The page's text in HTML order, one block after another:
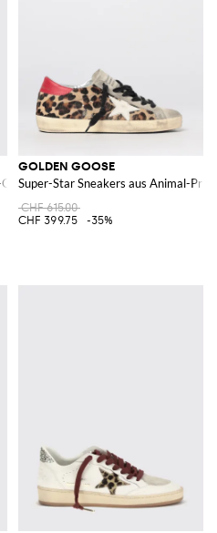
und Glitterstern
GOLDEN GOOSE
Super-Star Sneakers aus Animal-
CHF 615.00
CHF 399.75
-35%